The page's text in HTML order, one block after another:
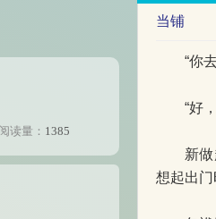
当铺
“你去
“好，
新做起
想起出
阅读量： 1385